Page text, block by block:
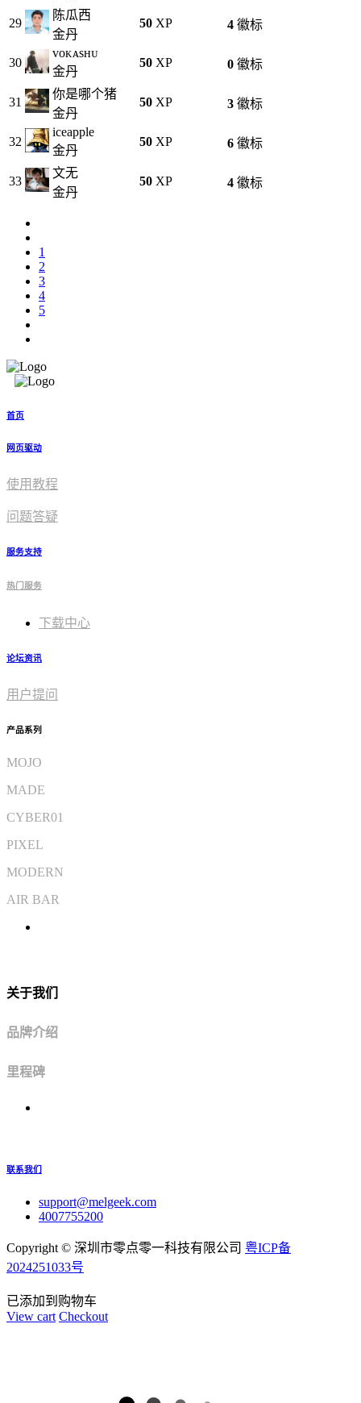
29
陈瓜西
金丹
50 XP 4 徽标
30
ᴠᴏᴋᴀsʜᴜ
金丹
50 XP 0 徽标
31
你是哪个猪
金丹
50 XP 3 徽标
32
iceapple
金丹
50 XP 6 徽标
33
文无
金丹
50 XP 4 徽标
1
2
3
4
5
首页
网页驱动
使用教程​
问题答疑
服务支持
热门服务
下载中心
论坛资讯
用户提问
产品系列
MOJO
MADE
CYBER01
PIXEL
MODERN
AIR BAR
关于我们
品牌介绍
里程碑
联系我们
support@melgeek.com
4007755200
Copyright © 深圳市零点零一科技有限公司 粤ICP备
2024251033号
已添加到购物车
View cart Checkout